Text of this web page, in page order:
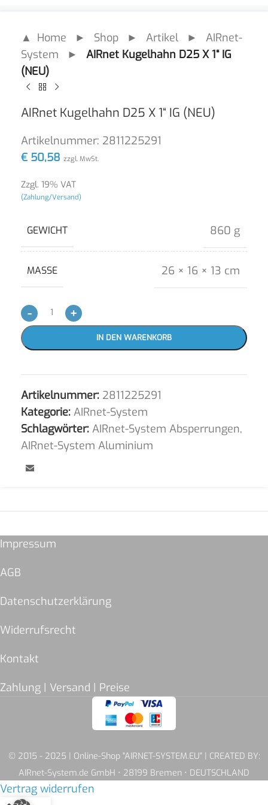
▲ Home ► Shop ► Artikel ► AIRnet-
System ► AIRnet Kugelhahn D25 X 1“ IG
(NEU)
AIRnet Kugelhahn D25 X 1“ IG (NEU)
Artikelnummer: 2811225291
€ 50,58 zzgl. MwSt.
Zzgl. 19% VAT
(Zahlung/Versand)
GEWICHT 860 g
MASSE 26 × 16 × 13 cm
- +
IN DEN WARENKORB
Artikelnummer: 2811225291
Kategorie: AIRnet-System
Schlagwörter: AIRnet-System Absperrungen,
AIRnet-System Aluminium
Impressum
AGB
Datenschutzerklärung
Widerrufsrecht
Kontakt
Zahlung | Versand | Preise
© 2015 - 2025 | Online-Shop "AIRNET-SYSTEM.EU" | CREATED BY:
AIRnet-System.de GmbH • 28199 Bremen • DEUTSCHLAND
Vertrag widerrufen